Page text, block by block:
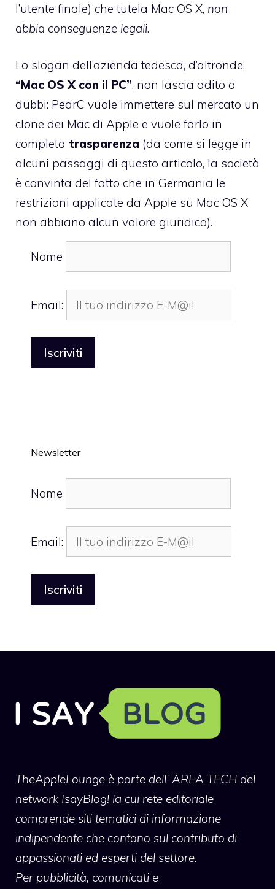
l’utente finale) che tutela Mac OS X, non
abbia conseguenze legali.
Lo slogan dell’azienda tedesca, d’altronde,
“Mac OS X con il PC”, non lascia adito a
dubbi: PearC vuole immettere sul mercato un
clone dei Mac di Apple e vuole farlo in
completa trasparenza (da come si legge in
alcuni passaggi di questo articolo, la società
è convinta del fatto che in Germania le
restrizioni applicate da Apple su Mac OS X
non abbiano alcun valore giuridico).
Nome
Email:
Newsletter
Nome
Email:
TheAppleLounge è parte dell' AREA TECH del
network IsayBlog! la cui rete editoriale
comprende siti tematici di informazione
indipendente che contano sul contributo di
appassionati ed esperti del settore.
Per pubblicità, comunicati e